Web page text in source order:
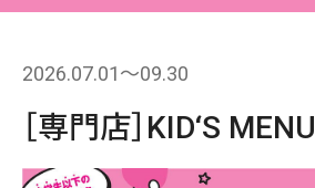
2026.07.01〜09.30
［専門店］KID‘S MENU